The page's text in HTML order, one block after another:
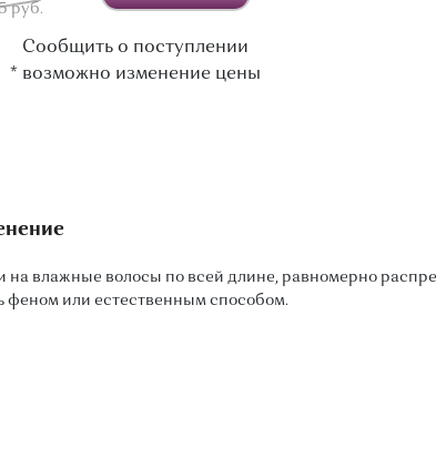
руб.
Сообщить о поступлении
* возможно изменение цены
на влажные волосы по всей длине, равномерно
феном или естественным способом.